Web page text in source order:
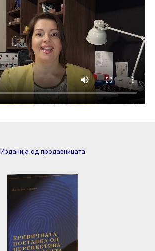
Изданија од продавницата